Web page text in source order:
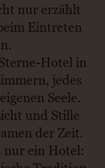
nur erzählt
Eintreten
Hotel in
jedes
Seele.
und Stille
der Zeit.
nur ein Hotel: